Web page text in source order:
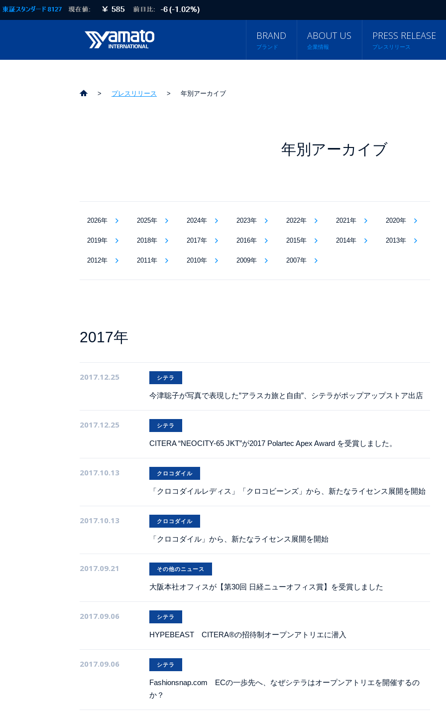
BRAND
ブランド
ABOUT US
企業情報
PRESS RELEASE
プレスリリース
プレスリリース 年別アーカイブ
年別アーカイブ
2026年 2025年 2024年 2023年 2022年 2021年 2020年
2019年 2018年 2017年 2016年 2015年 2014年 2013年
2012年 2011年 2010年 2009年 2007年
2017年
2017.12.25 シテラ
今津聡子が写真で表現した”アラスカ旅と自由”、シテラがポップアップストア出店
2017.12.25 シテラ
CITERA “NEOCITY-65 JKT”が2017 Polartec Apex Award を受賞しました。
2017.10.13 クロコダイル
「クロコダイルレディス」「クロコビーンズ」から、新たなライセンス展開を開始
2017.10.13 クロコダイル
「クロコダイル」から、新たなライセンス展開を開始
2017.09.21 その他のニュース
大阪本社オフィスが【第30回 日経ニューオフィス賞】を受賞しました
2017.09.06 シテラ
HYPEBEAST CITERA®の招待制オープンアトリエに潜入
2017.09.06 シテラ
Fashionsnap.com ECの一歩先へ、なぜシテラはオープンアトリエを開催するの
か？